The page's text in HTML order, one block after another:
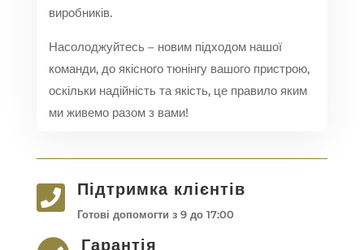
виробників.
Насолоджуйтесь – новим підходом нашої
команди, до якісного тюнінгу вашого пристрою,
оскільки надійність та якість, це правило яким
ми живемо разом з вами!
 Підтримка клієнтів
Готові допомогти з 9 до 17:00
Гарантія